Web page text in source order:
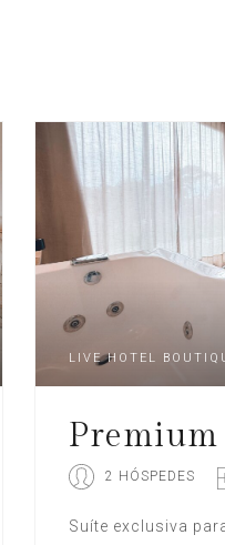
LIVE HOTEL
Premium
2 HÓSPEDES
Suíte exclusiva